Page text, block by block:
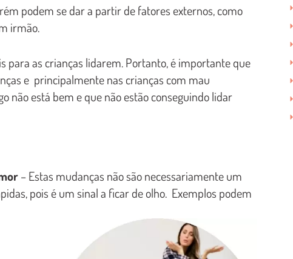
podem se dar a partir de fatores externos, como
irmão.
para as crianças lidarem. Portanto, é importante que
e principalmente nas crianças com mau
não está bem e que não estão conseguindo lidar
– Estas mudanças não são necessariamente um
pois é um sinal a ficar de olho. Exemplos podem